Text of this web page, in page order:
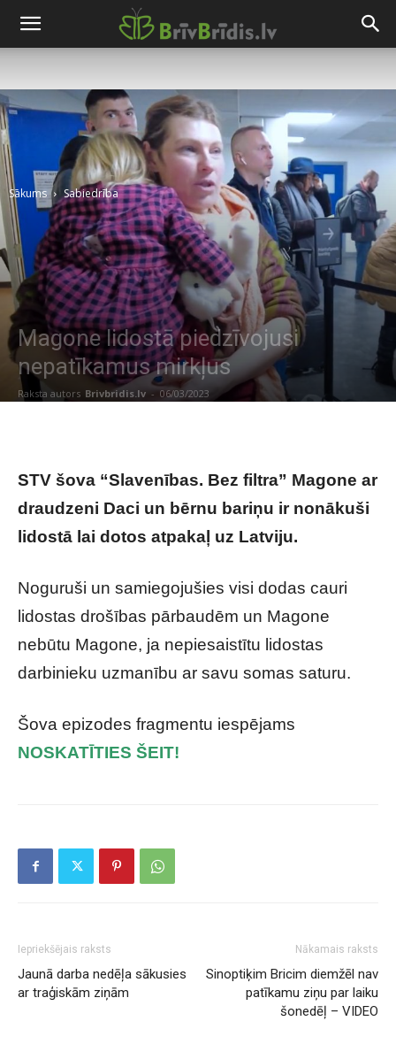
Sākums Sabiedrība
Magone lidostā piedzīvojusi
nepatīkamus mirkļus
Raksta autors Brivbridis.lv - 06/03/2023
STV šova “Slavenības. Bez filtra” Magone ar
draudzeni Daci un bērnu bariņu ir nonākuši
lidostā lai dotos atpakaļ uz Latviju.
Noguruši un samiegojušies visi dodas cauri
lidostas drošības pārbaudēm un Magone
nebūtu Magone, ja nepiesaistītu lidostas
darbinieku uzmanību ar savu somas saturu.
Šova epizodes fragmentu iespējams
NOSKATĪTIES ŠEIT!
Iepriekšējais raksts
Jaunā darba nedēļa sākusies
ar traģiskām ziņām
Nākamais raksts
Sinoptiķim Bricim diemžēl nav
patīkamu ziņu par laiku
šonedēļ – VIDEO